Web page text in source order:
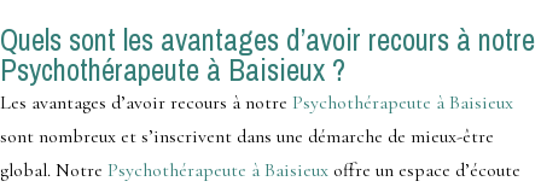
Quels sont les avantages d’avoir recours à notre
Psychothérapeute à Baisieux ?
Les avantages d’avoir recours à notre Psychothérapeute à Baisieux
sont nombreux et s’inscrivent dans une démarche de mieux-être
global. Notre Psychothérapeute à Baisieux offre un espace d’écoute